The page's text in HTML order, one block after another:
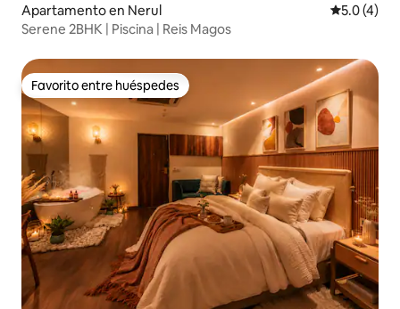
Apartamento en Nerul
5.0 (4)
Serene 2BHK | Piscina | Reis Magos
Favorito entre huéspedes
Favorito entre huéspedes